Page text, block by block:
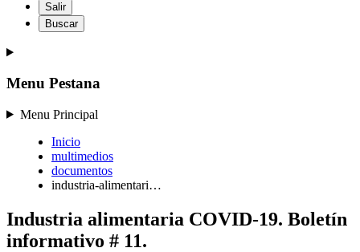
Salir
Buscar
Menu Pestana
Menu Principal
Inicio
multimedios
documentos
industria-alimentari…
Industria alimentaria COVID-19. Boletín
informativo # 11.